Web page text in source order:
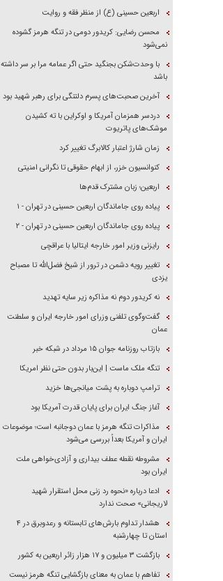
اربعین حسینی (ع) از منظر فقه و روایت
محسن رضایی: کریدور دومی در تنگه هرمز گشوده
نمی‌شود
با وحدت‌شکن بجنگید حتی اگر عمامه مرا بر سر داشته
باشد
آخرین صحبت‌های پسرم دلتنگی برای رهبر شهید بود
دردسر همزمان آمریکا و اوکراین با ته کشیدن
موشک‌های پاتریوت
زمان شارژ اعتبار کالابرگ تغییر کرد
کنوانسیون خزر، از ابهام حقوقی تا نگرانی امنیتی
اربعین؛ زبان مشترک قدم‌ها
پیاده روی جاماندگان اربعین حسینی در تهران - ۱
پیاده روی جاماندگان اربعین حسینی در تهران - ۲
رایزنی وزیر امور خارجه ایتالیا با عراقچی
تغییر رویه دشمن در ترور از شیخ فضل‌الله تا مصباح
یزدی
نه کریدور دوم نه مذاکره زیر سایه تهدید
گفت‌وگوی تلفنی وزرای امور خارجه ایران و سلطنت
عمان
بازتاب روزنامه جوان ۱۵ مرداد در شبکه خبر
تنگه ملک ماست | این‌بار بدون حتی نظر امریکا
ترامپ دوباره به پشت میانجی‌ها خزید
آغاز جنگ ایران برای پایان قدرت آمریکا بود
مذاکرات تنگه هرمز با عمان دوجانبه است؛ موضوعات
ایران و آمریکا بعداً بررسی می‌شود
مشروطه نقطه عطف بیداری و آزادی‌خواهی ملت
ایران بود
ادعا درباره «نحوه رد زنی محل استقرار شهید
لاریجانی» صحت ندارد
هشدار تداوم بارش‌های تابستانه و رعدوبرق در ۴
استان تا چهارشنبه
بازگشت ۳ میلیون و ۱۷ هزار زائر اربعین به کشور
تفاهم با عمان به معنای بازگشایی تنگه هرمز نیست